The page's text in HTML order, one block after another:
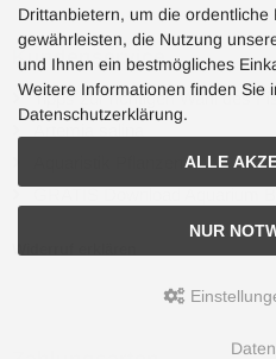
Kundenservice
Tipps zur richtigen Wahl des
Widerruf erklären
Drittanbietern, um die
gewährleisten, die Nutzung
und Ihnen ein bestmögliches
Weitere Informationen finden Sie
Datenschutzerklärung.
ALLE
NUR